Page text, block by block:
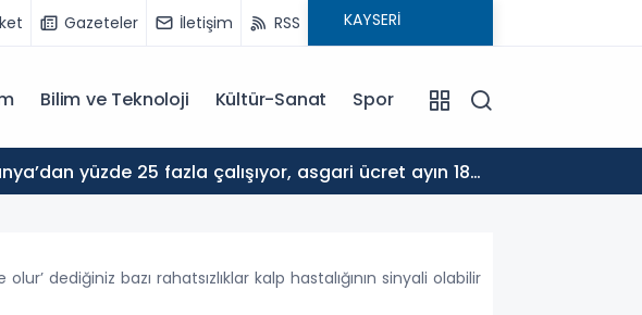
Gazeteler İletişim RSS
Bilim ve Teknoloji Kültür-Sanat Spor
dediğiniz bazı rahatsızlıklar kalp hastalığının sinyali olabilir